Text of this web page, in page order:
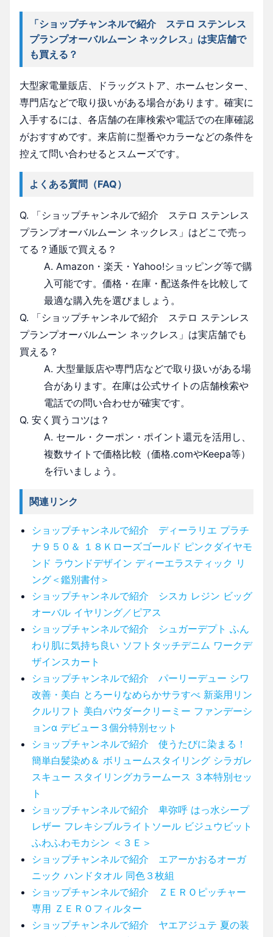
「ショップチャンネルで紹介 ステロ ステンレス
プランプオーバルムーン ネックレス」は実店舗で
も買える？
大型家電量販店、ドラッグストア、ホームセンター、
専門店などで取り扱いがある場合があります。確実に
入手するには、各店舗の在庫検索や電話での在庫確認
がおすすめです。来店前に型番やカラーなどの条件を
控えて問い合わせるとスムーズです。
よくある質問（FAQ）
Q. 「ショップチャンネルで紹介 ステロ ステンレス
プランプオーバルムーン ネックレス」はどこで売っ
てる？通販で買える？
A. Amazon・楽天・Yahoo!ショッピング等で購
入可能です。価格・在庫・配送条件を比較して
最適な購入先を選びましょう。
Q. 「ショップチャンネルで紹介 ステロ ステンレス
プランプオーバルムーン ネックレス」は実店舗でも
買える？
A. 大型量販店や専門店などで取り扱いがある場
合があります。在庫は公式サイトの店舗検索や
電話での問い合わせが確実です。
Q. 安く買うコツは？
A. セール・クーポン・ポイント還元を活用し、
複数サイトで価格比較（価格.comやKeepa等）
を行いましょう。
関連リンク
ショップチャンネルで紹介 ディーラリエ プラチ
ナ９５０＆ １８Ｋローズゴールド ピンクダイヤモ
ンド ラウンドデザイン ディーエラスティック リ
ング＜鑑別書付＞
ショップチャンネルで紹介 シスカ レジン ビッグ
オーバル イヤリング／ピアス
ショップチャンネルで紹介 シュガーデプト ふん
わり肌に気持ち良い ソフトタッチデニム ワークデ
ザインスカート
ショップチャンネルで紹介 パーリーデュー シワ
改善・美白 とろーりなめらかサラすべ 新薬用リン
クルリフト 美白パウダークリーミー ファンデーシ
ョンα デビュー３個分特別セット
ショップチャンネルで紹介 使うたびに染まる！
簡単白髪染め＆ ボリュームスタイリング シラガレ
スキュー スタイリングカラームース ３本特別セッ
ト
ショップチャンネルで紹介 卑弥呼 はっ水シープ
レザー フレキシブルライトソール ビジュウビット
ふわふわモカシン ＜３Ｅ＞
ショップチャンネルで紹介 エアーかおるオーガ
ニック ハンドタオル 同色３枚組
ショップチャンネルで紹介 ＺＥＲＯピッチャー
専用 ＺＥＲＯフィルター
ショップチャンネルで紹介 ヤエアジュテ 夏の装